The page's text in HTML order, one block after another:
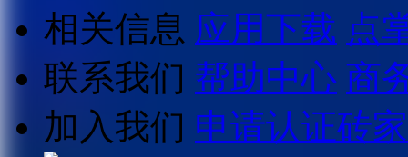
相关信息 应用下载 点
联系我们 帮助中心 商
加入我们 申请认证砖家